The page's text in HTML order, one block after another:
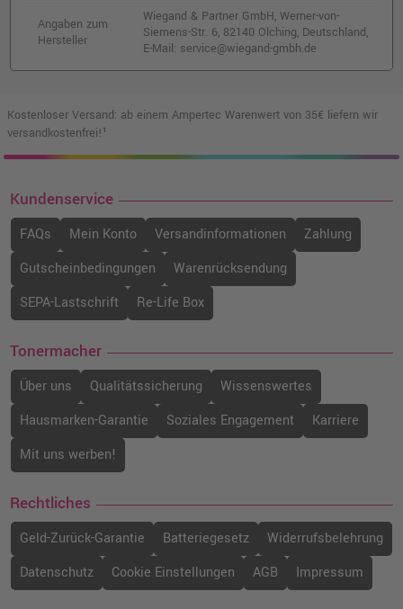
Angaben zum
Hersteller
Wiegand & Partner GmbH, Werner-von-
Siemens-Str. 6, 82140 Olching, Deutschland,
E-Mail: service@wiegand-gmbh.de
Kostenloser Versand: ab einem Ampertec Warenwert von 35€ liefern wir
versandkostenfrei!¹
Kundenservice
FAQs Mein Konto Versandinformationen
Zahlung
Gutscheinbedingungen
Warenrücksendung
SEPA-Lastschrift
Re-Life Box
Tonermacher
Über uns Qualitätssicherung
Wissenswertes
Hausmarken-Garantie
Soziales Engagement
Karriere
Mit uns werben!
Rechtliches
Geld-Zurück-Garantie Batteriegesetz
Widerrufsbelehrung
Datenschutz
Cookie Einstellungen AGB Impressum